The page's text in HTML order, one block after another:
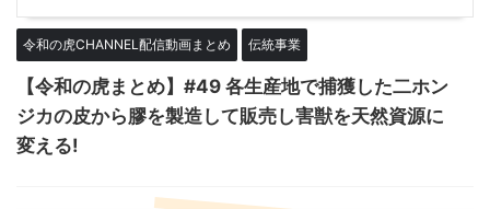
令和の虎CHANNEL配信動画まとめ 伝統事業
【令和の虎まとめ】#49 各生産地で捕獲した二ホン
ジカの皮から膠を製造して販売し害獣を天然資源に
変える!